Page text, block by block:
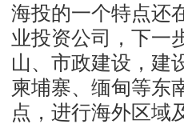
海投的一个特点还
业投资公司，下一
山、市政建设，建
柬埔寨、缅甸等东
点，进行海外区域